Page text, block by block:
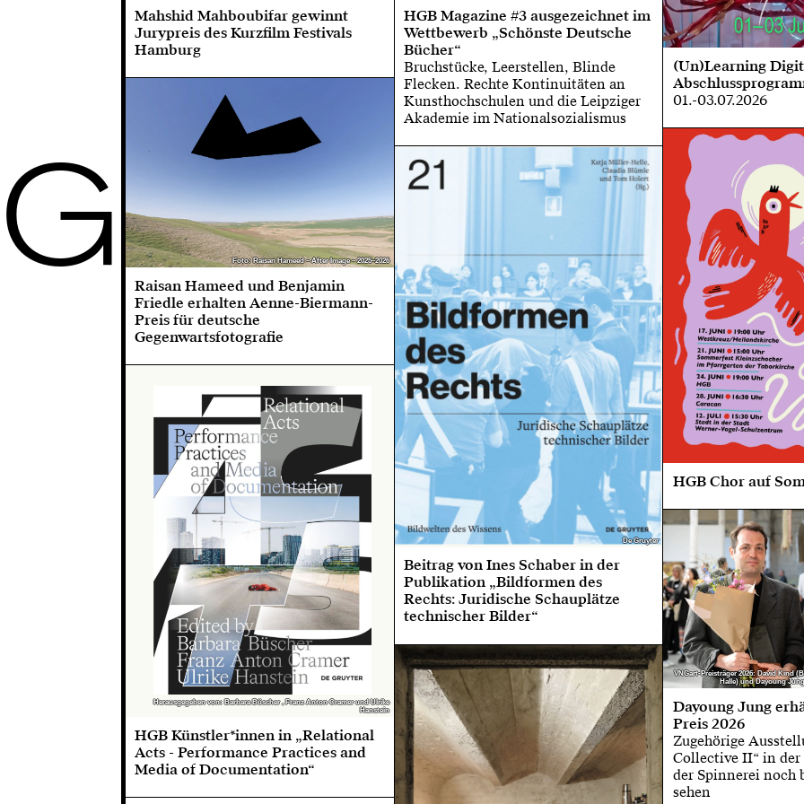
G
(Un)Learning
01.-03.07.2026
HGB Magazine #3 ausgezeichnet im
Wettbewerb „Schönste Deutsche
Bücher“
Bruchstücke, Leerstellen, Blinde
Flecken. Rechte Kontinuitäten an
Kunsthochschulen und die Leipziger
Akademie im Nationalsozialismus
Mahshid Mahboubifar gewinnt
Jurypreis des Kurzfilm Festivals
Hamburg
Foto: Raisan Hameed – After Image – 2025–2026
Foto: Raisan Hameed – After Image – 2025–2026
Raisan Hameed und Benjamin
Friedle erhalten Aenne-Biermann-
Preis für deutsche
Gegenwartsfotografie
HGB Chor auf
De Gruyter
De Gruyter
Beitrag von Ines Schaber in der
Publikation „Bildformen des
Rechts: Juridische Schauplätze
technischer Bilder“
Herausgegeben von: Barbara Büscher , Franz Anton Cramer und Ulrike
Hanstein
Herausgegeben von: Barbara Büscher , Franz Anton Cramer und Ulrike
Hanstein
HGB Künstler*innen in „Relational
Acts - Performance Practices and
Media of Documentation“
VNGart-Preisträger 2026: David Kind
Halle) und Dayoung
VNGart-Preisträger 2026: David Kind
Halle) und Dayoung
Dayoung Jung
Preis 2026
Zugehörige
Collective II“ in der
der Spinnerei noch
sehen